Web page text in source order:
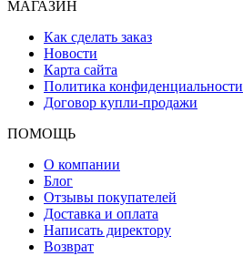
МАГАЗИН
Как сделать заказ
Новости
Карта сайта
Политика конфиденциальности
Договор купли-продажи
ПОМОЩЬ
О компании
Блог
Отзывы покупателей
Доставка и оплата
Написать директору
Возврат